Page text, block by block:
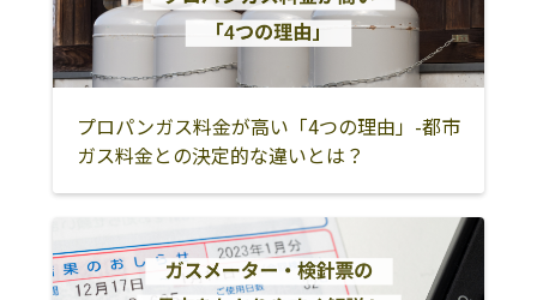
合志市
菊池郡大津町
菊池郡菊陽町
阿蘇市
阿蘇郡南小国町
阿蘇郡小国町
阿蘇郡産山村
阿蘇郡高森町
阿蘇郡南阿蘇村
阿蘇郡西原村
八代市
上益城郡嘉島町
上益城郡益城町
上益城郡甲佐町
上益城郡山都町
八代郡氷川町
水俣市
プロパンガス料金が高い「4つの理由」-都市
ガス料金との決定的な違いとは？